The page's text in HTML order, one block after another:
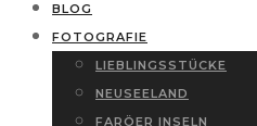
BLOG
FOTOGRAFIE
LIEBLINGSSTÜCKE
NEUSEELAND
FARÖER INSELN